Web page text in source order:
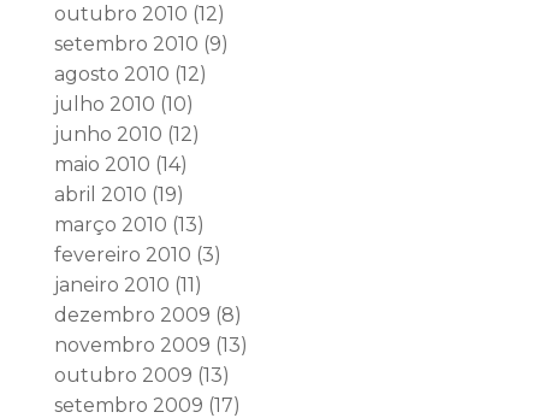
outubro 2010 (12)
setembro 2010 (9)
agosto 2010 (12)
julho 2010 (10)
junho 2010 (12)
maio 2010 (14)
abril 2010 (19)
março 2010 (13)
fevereiro 2010 (3)
janeiro 2010 (11)
dezembro 2009 (8)
novembro 2009 (13)
outubro 2009 (13)
setembro 2009 (17)